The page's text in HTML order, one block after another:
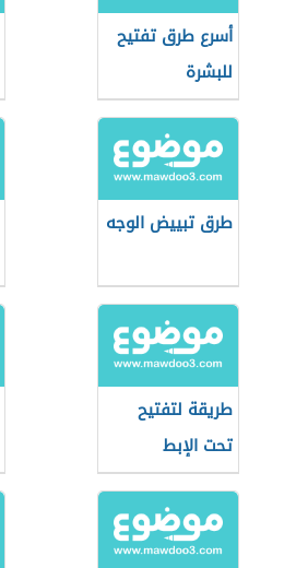
أسرع طرق تفتيح
للبشرة
طرق تبييض الوجه
طريقة لتفتيح
تحت الإبط